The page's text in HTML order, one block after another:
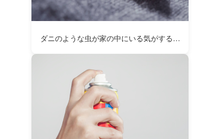
ダニのような虫が家の中にいる気がする…